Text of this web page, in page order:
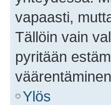
vapaasti,
Tällöin vain
pyritään
Ylös